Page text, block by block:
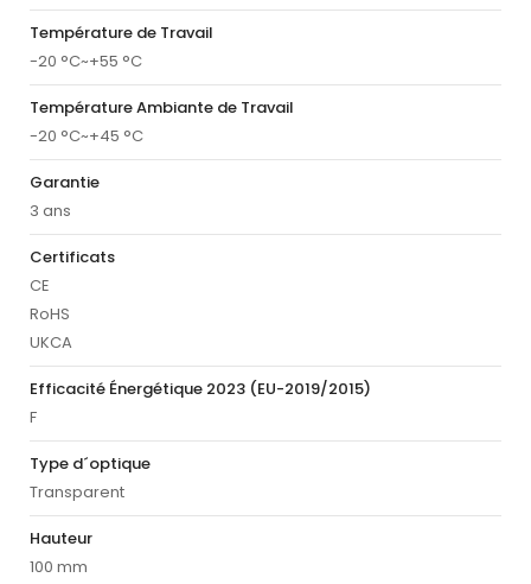
Température de Travail
-20 °C~+55 °C
Température Ambiante de Travail
-20 °C~+45 °C
Garantie
3 ans
Certificats
CE
RoHS
UKCA
Efficacité Énergétique 2023 (EU-2019/2015)
F
Type d´optique
Transparent
Hauteur
100 mm